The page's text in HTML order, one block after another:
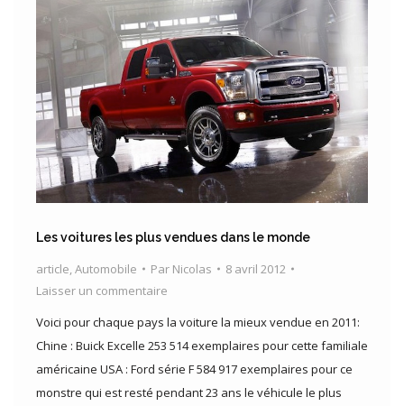
Les voitures les plus vendues dans le monde
article,Automobile Par Nicolas
8 avril 2012
Laisser un commentaire
Voici pour chaque pays la voiture la mieux vendue en 2011:
Chine : Buick Excelle 253 514 exemplaires pour cette familiale
américaine USA : Ford série F 584 917 exemplaires pour ce
monstre qui est resté pendant 23 ans le véhicule le plus